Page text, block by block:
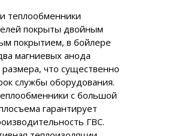
теплообменники
покрыты двойным
покрытием, в бойлере
магниевых анода
размера, что существенно
службы оборудования.
с большой
гарантирует
ГВС.